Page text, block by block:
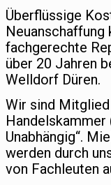
Überflüssige
Neuanschaffung
fachgerechte
über 20 Jahren
Welldorf Düren.
Wir sind
Unabhängig“.
werden durch
von Fachleuten